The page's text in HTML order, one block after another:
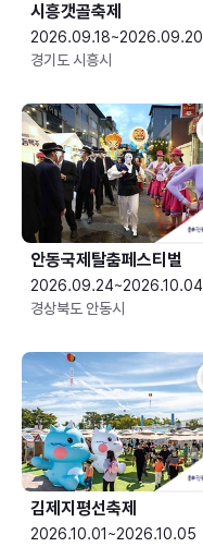
시흥갯골축제
2026.09.18~2026.09.20
경기도 시흥시
안동국제탈춤페스티벌
2026.09.24~2026.10.04
경상북도 안동시
김제지평선축제
2026.10.01~2026.10.05